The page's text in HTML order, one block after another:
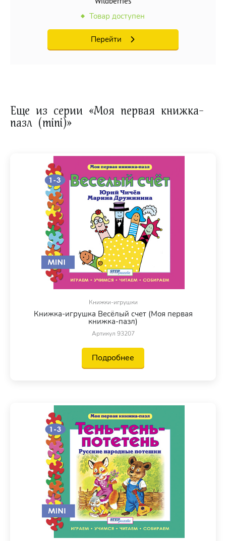
Товар доступен
Перейти
Еще из серии «Моя первая книжка-
пазл (mini)»
Книжки-игрушки
Книжка-игрушка Весёлый счет (Моя первая
книжка-пазл)
Артикул 93207
Подробнее